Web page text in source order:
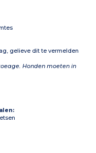
gelieve dit te vermelden
Honden moeten in